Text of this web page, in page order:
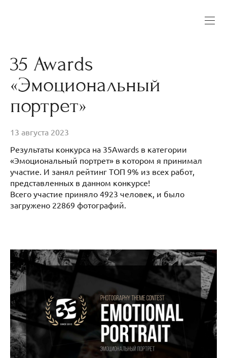
35 Awards
«Эмоциональный
портрет»
13 августа 2023
Результаты конкурса на 35Awards в категории
«Эмоциональный портрет» в котором я принимал
участие. И занял рейтинг ТОП 9% из всех работ,
представленных в данном конкурсе!
Всего участие приняло 4923 человек, и было
загружено 22869 фотографий.